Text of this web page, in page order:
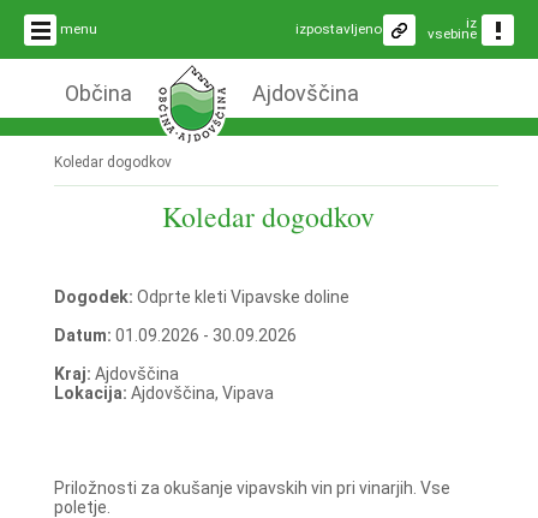
menu iz
vsebine
izpostavljeno
Občina Ajdovščina
Koledar dogodkov
Koledar dogodkov
Dogodek: Odprte kleti Vipavske doline
Datum: 01.09.2026 - 30.09.2026
Kraj: Ajdovščina
Lokacija: Ajdovščina, Vipava
Priložnosti za okušanje vipavskih vin pri vinarjih. Vse
poletje.